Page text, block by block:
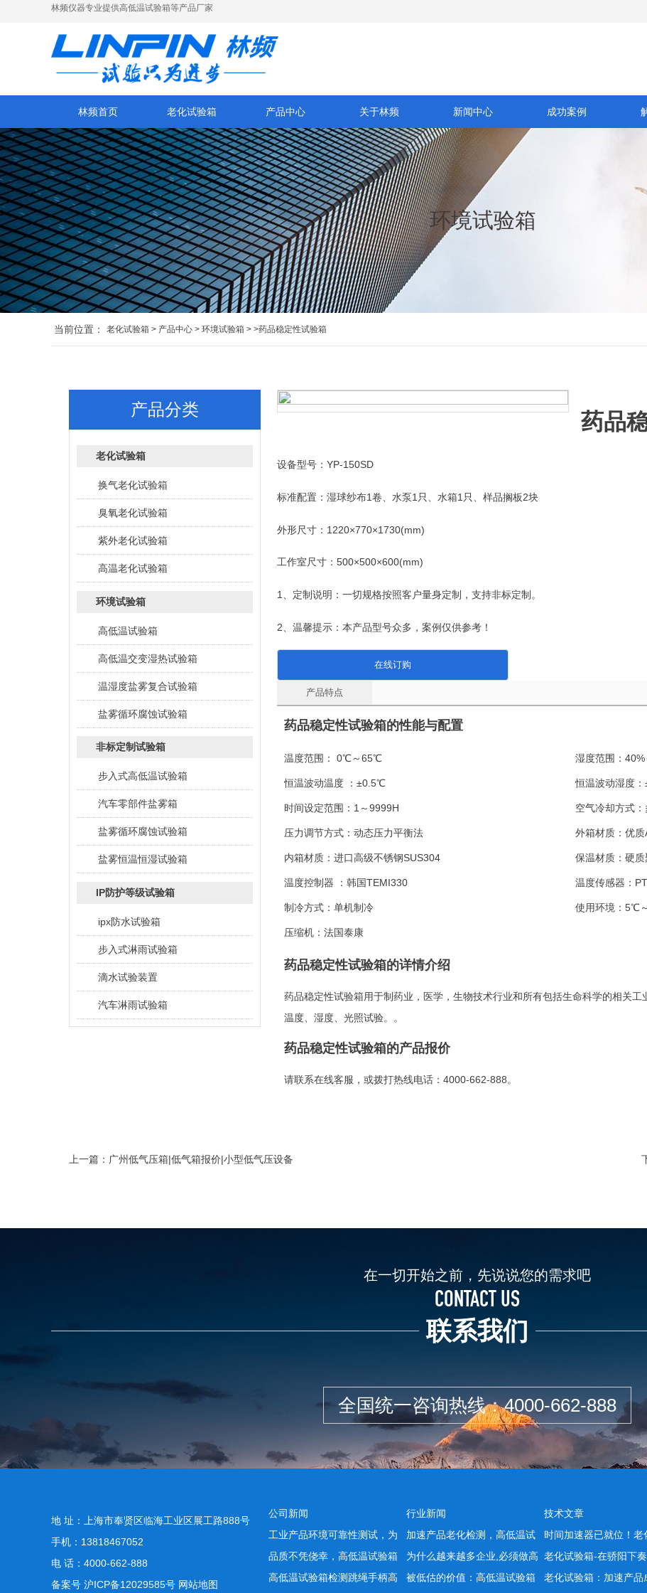
林频仪器专业提供高低温试验箱等产品厂家
林频首页 老化试验箱 产品中心 关于林频 新闻中心 成功案例
环境试验箱
当前位置： 老化试验箱 > 产品中心 > 环境试验箱 > >药品稳定性试验箱
产品分类
老化试验箱
换气老化试验箱
臭氧老化试验箱
紫外老化试验箱
高温老化试验箱
环境试验箱
高低温试验箱
高低温交变湿热试验箱
温湿度盐雾复合试验箱
盐雾循环腐蚀试验箱
非标定制试验箱
步入式高低温试验箱
汽车零部件盐雾箱
盐雾循环腐蚀试验箱
盐雾恒温恒湿试验箱
IP防护等级试验箱
ipx防水试验箱
步入式淋雨试验箱
滴水试验装置
汽车淋雨试验箱
药品
设备型号：YP-150SD
标准配置：湿球纱布1卷、水泵1只、水箱1只、样品搁板2块
外形尺寸：1220×770×1730(mm)
工作室尺寸：500×500×600(mm)
1、定制说明：一切规格按照客户量身定制，支持非标定制。
2、温馨提示：本产品型号众多，案例仅供参考！
在线订购
产品特点
药品稳定性试验箱的性能与配置
温度范围：0℃～65℃ 湿度范围： 40%
恒温波动温度 ：±0.5℃ 恒温波动湿度：
时间设定范围： 1～9999H 空气冷却方式：
压力调节方式：动态压力平衡法 外箱材质： 优质
内箱材质：进口高级不锈钢SUS304 保温材质： 硬质
温度控制器 ：韩国TEMI330 温度传感器：
制冷方式：单机制冷 使用环境： 5℃
压缩机：法国泰康
药品稳定性试验箱的详情介绍
药品稳定性试验箱用于制药业，医学，生物技术行业和所有包括生命科学的相关
温度、湿度、光照试验。。
药品稳定性试验箱的产品报价
请联系在线客服，或拨打热线电话：4000-662-888。
上一篇： 广州低气压箱|低气箱报价|小型低气压设备
在一切开始之前，先说说您的需求吧
CONTACT US
联系我们
全国统一咨询热线：4000-662-888
地 址：上海市奉贤区临海工业区展工路888号
手机：13818467052
电 话：4000-662-888
备案号 沪ICP备12029585号 网站地图
公司新闻
工业产品环境可靠性测试，为
品质不凭侥幸，高低温试验箱
高低温试验箱检测跳绳手柄高
行业新闻
加速产品老化检测，高低温试
为什么越来越多企业,必须做高
被低估的价值：高低温试验箱
技术文章
时间加速器已就位！老
老化试验箱-在骄阳下
老化试验箱：加速产品